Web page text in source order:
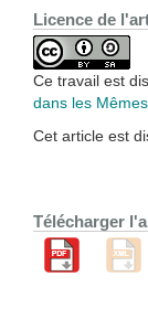
Licence de
Ce travail est
dans les
Cet article est
Télécharger